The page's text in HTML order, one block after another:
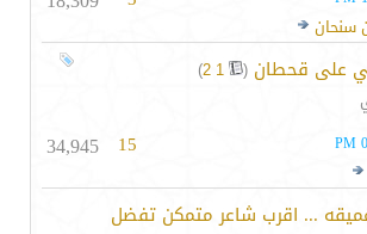
سنحان
على قحطان (
1
2
)
15
34,945
... اقرب شاعر متمكن تفضل